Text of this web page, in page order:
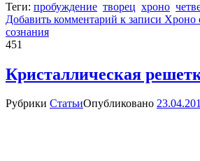
Теги: пробуждение творец хроно
Добавить комментарий к записи Хроно
сознания
451
Кристаллическая
Рубрики СтатьиОпубликовано